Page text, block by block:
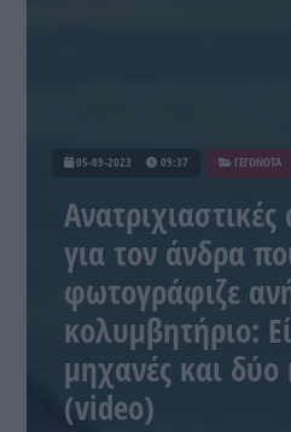
05-09-2023 09:37 ΓΕΓΟΝΟΤΑ
για τον άνδρα
φωτογράφιζε
κολυμβητήριο:
μηχανές και δύο
(video)